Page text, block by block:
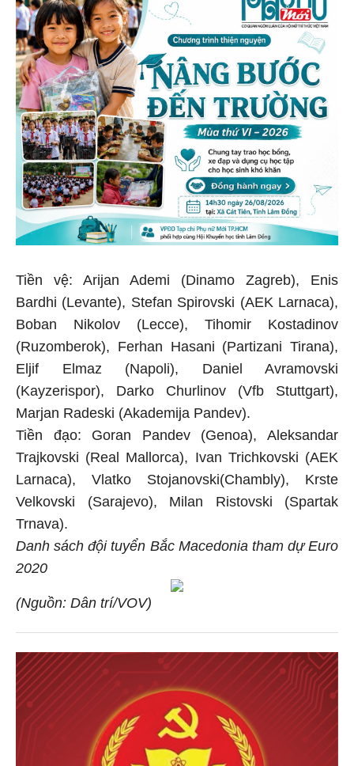
Tiền vệ: Arijan Ademi (Dinamo Zagreb), Enis
Bardhi (Levante), Stefan Spirovski (AEK Larnaca),
Boban Nikolov (Lecce), Tihomir Kostadinov
(Ruzomberok), Ferhan Hasani (Partizani Tirana),
Eljif Elmaz (Napoli), Daniel Avramovski
(Kayzerispor), Darko Churlinov (Vfb Stuttgart),
Marjan Radeski (Akademija Pandev).
Tiền đạo: Goran Pandev (Genoa), Aleksandar
Trajkovski (Real Mallorca), Ivan Trichkovski (AEK
Larnaca), Vlatko Stojanovski(Chambly), Krste
Velkovski (Sarajevo), Milan Ristovski (Spartak
Trnava).
Danh sách đội tuyển Bắc Macedonia tham dự Euro
2020
(Nguồn: Dân trí/VOV)